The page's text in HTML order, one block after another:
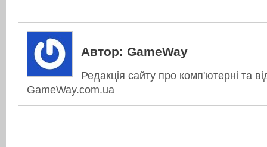
Автор: GameWay
Редакція сайту про комп'ютерні та
GameWay.com.ua